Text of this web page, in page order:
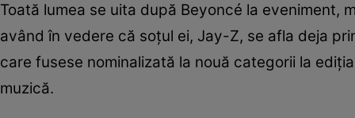
Toată lumea se uita după Beyoncé la eveniment,
având în vedere că soțul ei, Jay-Z, se afla deja
care fusese nominalizată la nouă categorii la
muzică.